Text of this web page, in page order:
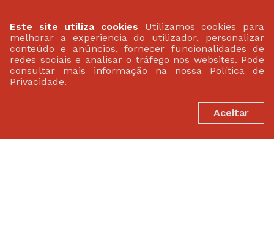
Este site utiliza cookies Utilizamos cookies para
melhorar a experiencia do utilizador, personalizar
conteúdo e anúncios, fornecer funcionalidades de
redes sociais e analisar o tráfego nos websites. Pode
consultar mais informação na nossa Política de
Privacidade.
Aceitar